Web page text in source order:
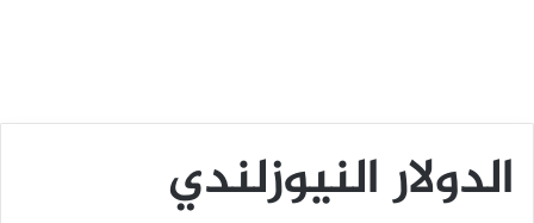
الدولار النيوزلندي